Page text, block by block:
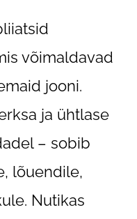
võimaldavad
jooni.
ja ühtlase
– sobib
lõuendile,
Nutikas